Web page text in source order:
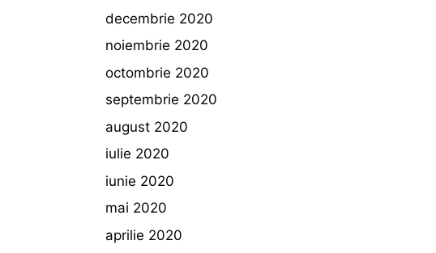
decembrie 2020
noiembrie 2020
octombrie 2020
septembrie 2020
august 2020
iulie 2020
iunie 2020
mai 2020
aprilie 2020